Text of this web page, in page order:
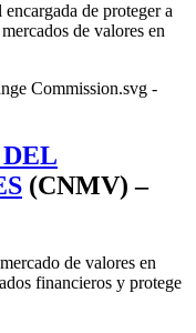
de proteger a
de valores en
(CNMV) –
de valores en
financieros y protege